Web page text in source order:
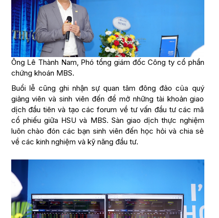
Ông Lê Thành Nam, Phó tổng giám đốc Công ty cổ phần
chứng khoán MBS.
Buổi lễ cũng ghi nhận sự quan tâm đông đảo của quý
giảng viên và sinh viên đến để mở những tài khoản giao
dịch đầu tiên và tạo các forum về tư vấn đầu tư các mã
cổ phiếu giữa HSU và MBS. Sàn giao dịch thực nghiệm
luôn chào đón các bạn sinh viên đến học hỏi và chia sẻ
về các kinh nghiệm và kỹ năng đầu tư.